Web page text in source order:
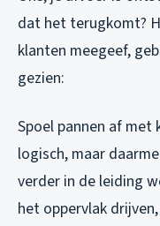
dat het terugkomt?
klanten meegeef,
gezien:
Spoel pannen af met
logisch, maar
verder in de leiding
het oppervlak